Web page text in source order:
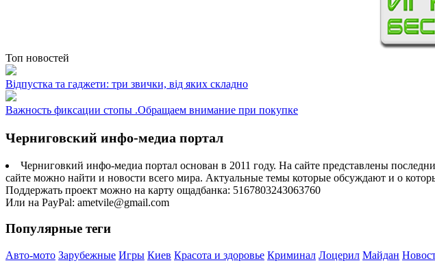
Топ новостей
Відпустка та гаджети: три звички, від яких складно
Важность фиксации стопы .Обращаем внимание при покупке
Черниговский инфо-медиа портал
Черниговкий инфо-медиа портал основан в 2011 году. На сайте представлены
сайте можно найти и новости всего мира. Актуальные темы которые обсуждают и о
Поддержать проект можно на карту ощадбанка: 5167803243063760
Или на PayPal: ametvile@gmail.com
Популярные теги
Авто-мото Зарубежные Игры Киев Красота и здоровье Криминал Лоцерил Майдан